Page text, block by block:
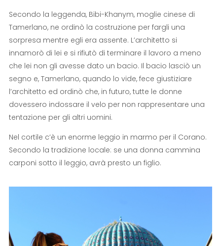
Secondo la leggenda, Bibi-Khanym, moglie cinese di
Tamerlano, ne ordinò la costruzione per fargli una
sorpresa mentre egli era assente. L’architetto si
innamorò di lei e si rifiutò di terminare il lavoro a meno
che lei non gli avesse dato un bacio. Il bacio lasciò un
segno e, Tamerlano, quando lo vide, fece giustiziare
l’architetto ed ordinò che, in futuro, tutte le donne
dovessero indossare il velo per non rappresentare una
tentazione per gli altri uomini.
Nel cortile c’è un enorme leggio in marmo per il Corano.
Secondo la tradizione locale: se una donna cammina
carponi sotto il leggio, avrà presto un figlio.